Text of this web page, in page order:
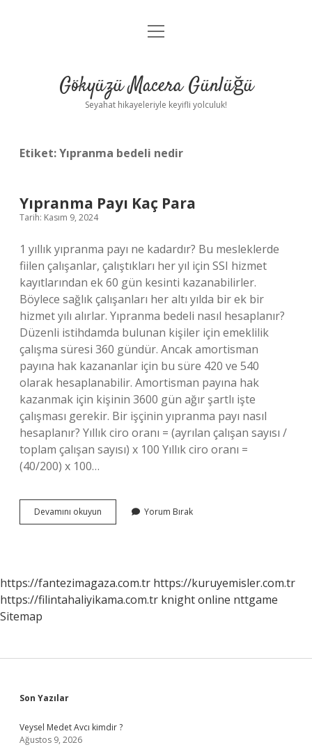
Anasayfa
Yasal Uyarı
menüyü
Gökyüzü Macera Günlüğü
Seyahat hikayeleriyle keyifli yolculuk!
Etiket:Yıpranma bedeli nedir
Yıpranma Payı Kaç Para
Tarih: Kasım 9, 2024
1 yıllık yıpranma payı ne kadardır? Bu mesleklerde
fiilen çalışanlar, çalıştıkları her yıl için SSI hizmet
kayıtlarından ek 60 gün kesinti kazanabilirler.
Böylece sağlık çalışanları her altı yılda bir ek bir
hizmet yılı alırlar. Yıpranma bedeli nasıl hesaplanır?
Düzenli istihdamda bulunan kişiler için emeklilik
çalışma süresi 360 gündür. Ancak amortisman
payına hak kazananlar için bu süre 420 ve 540
olarak hesaplanabilir. Amortisman payına hak
kazanmak için kişinin 3600 gün ağır şartlı işte
çalışması gerekir. Bir işçinin yıpranma payı nasıl
hesaplanır? Yıllık ciro oranı = (ayrılan çalışan sayısı /
toplam çalışan sayısı) x 100 Yıllık ciro oranı =
(40/200) x 100…
Devamını okuyun Yıpranma
Payı
Yorum Bırak
https://fantezimagaza.com.tr https://kuruyemisler.com.tr
https://filintahaliyikama.com.tr knight online nttgame
Sitemap
Sidebar
Son Yazılar
Veysel Medet Avcı kimdir ?
Ağustos 9, 2026